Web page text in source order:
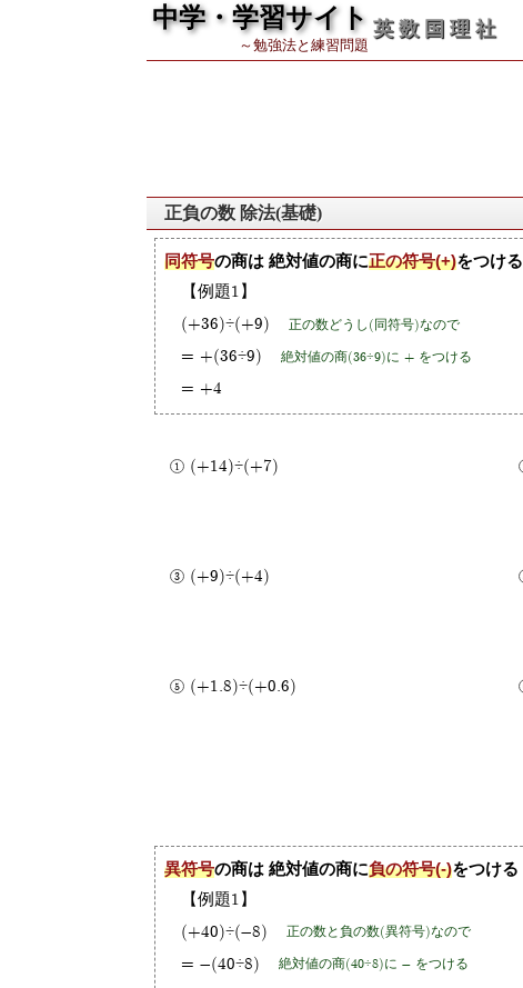
中学・学習サイト
～勉強法と練習問題
英 数 国 理 社
正負の数 除法(基礎)
同符号の商は 絶対値の商に正の符号(+)をつける
【例題1】
(+36)÷(+9) 正の数どうし(同符号)なので
= +(36÷9) 絶対値の商(36÷9)に + をつける
= +4
(+14)÷(+7)
(+9)÷(+4)
(+1.8)÷(+0.6)
異符号の商は 絶対値の商に負の符号(-)をつける
【例題1】
(+40)÷(-8) 正の数と負の数(異符号)なので
= -(40÷8) 絶対値の商(40÷8)に - をつける